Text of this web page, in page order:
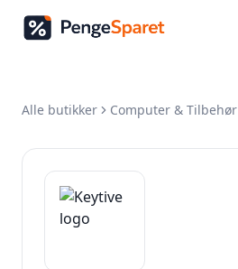
Alle butikker Computer & Tilbehør